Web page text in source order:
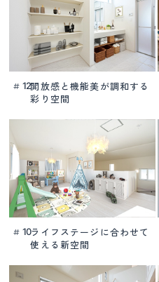
# 12開放感と機能美が調和する
彩り空間
# 10ライフステージに合わせて
使える新空間